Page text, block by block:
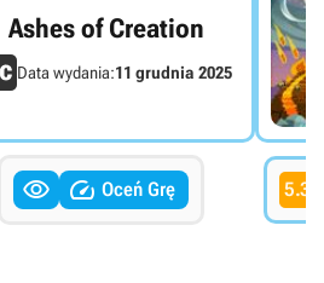
Ashes of Creation
Data wydania:11 grudnia 2025
  Oceń Grę 5.3